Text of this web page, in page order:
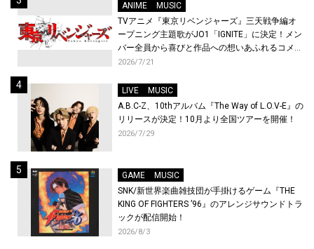
ANIME
MUSIC
TVアニメ『東京リベンジャーズ』三天戦争編オ
ープニング主題歌がJO1「IGNITE」に決定！メン
バー全員から喜びと作品への想いあふれるコメン
トが到着！9月に東京・大阪で先行上映会を開
2026/7/21
LIVE
MUSIC
A.B.C-Z、10thアルバム『The Way of L.O.V-E』の
リリースが決定！10月より全国ツアーを開催！
2026/7/29
GAME
MUSIC
SNK/新世界楽曲雑技団が手掛けるゲーム『THE
KING OF FIGHTERS ’96』のアレンジサウンドトラ
ックが配信開始！
2026/8/3